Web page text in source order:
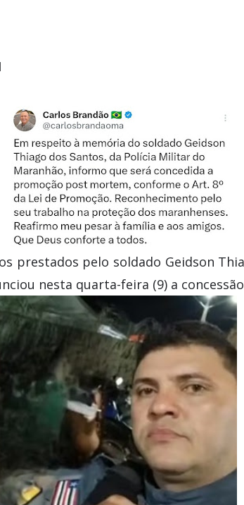
prestados pelo soldado Geidson
nesta quarta-feira (9) a